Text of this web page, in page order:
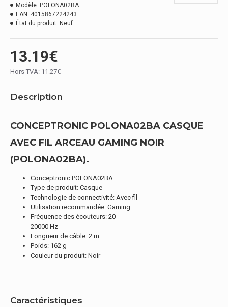
13.19€
Hors TVA: 11.27€
Modèle: POLONA02BA
EAN: 4015867224243
État du produit: Neuf
Description
CONCEPTRONIC POLONA02BA CASQUE
AVEC FIL ARCEAU GAMING NOIR
(POLONA02BA).
Conceptronic POLONA02BA
Type de produit: Casque
Technologie de connectivité: Avec fil
Utilisation recommandée: Gaming
Fréquence des écouteurs: 20
20000 Hz
Longueur de câble: 2 m
Poids: 162 g
Couleur du produit: Noir
Caractéristiques